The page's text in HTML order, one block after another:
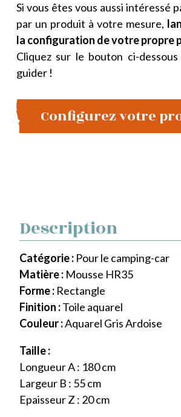
Si vous êtes vous aussi intéressé
par un produit à votre mesure,
la configuration de votre propre
Cliquez sur le bouton ci-
guider !
Configurez votre
Description
Catégorie : Pour le camping-car
Matière : Mousse HR35
Forme : Rectangle
Finition :Toile aquarel
Couleur :Aquarel Gris Ardoise
Taille :
Longueur A : 180 cm
Largeur B : 55 cm
Epaisseur Z : 20 cm